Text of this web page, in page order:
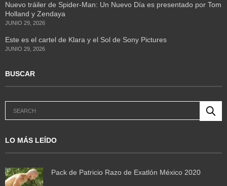
Nuevo tráiler de Spider-Man: Un Nuevo Día es presentado por Tom
Holland y Zendaya
JUNIO 29, 2026
Este es el cartel de Klara y el Sol de Sony Pictures
JUNIO 29, 2026
BUSCAR
LO MÁS LEÍDO
Pack de Patricio Razo de Exatlón México 2020